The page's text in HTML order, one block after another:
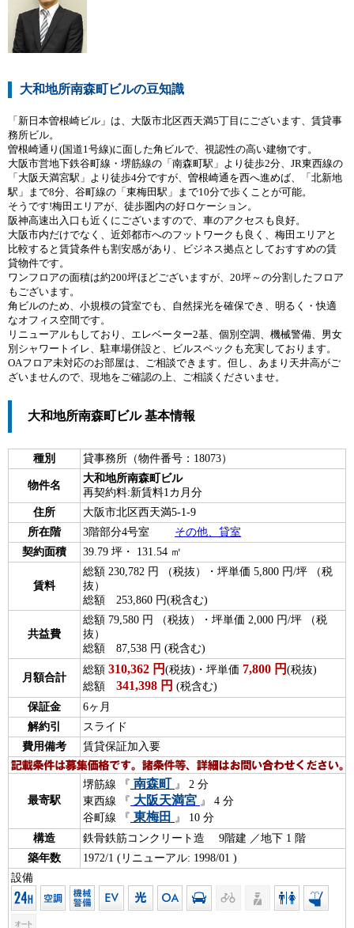
大和地所南森町ビルの豆知識
「新日本曽根崎ビル」は、大阪市北区西天満5丁目にございます、賃貸事
務所ビル。
曽根崎通り(国道1号線)に面した角ビルで、視認性の高い建物です。
大阪市営地下鉄谷町線・堺筋線の「南森町駅」より徒歩2分、JR東西線の
「大阪天満宮駅」より徒歩4分ですが、曽根崎通を西へ進めば、「北新地
駅」まで8分、谷町線の「東梅田駅」まで10分で歩くことが可能。
そうです!梅田エリアが、徒歩圏内の好ロケーション。
阪神高速出入口も近くにございますので、車のアクセスも良好。
大阪市内だけでなく、近郊都市へのフットワークも良く、梅田エリアと
比較すると賃貸条件も割安感があり、ビジネス拠点としておすすめの賃
貸物件です。
ワンフロアの面積は約200坪ほどございますが、20坪～の分割したフロア
もございます。
角ビルのため、小規模の貸室でも、自然採光を確保でき、明るく・快適
なオフィス空間です。
リニューアルもしており、エレベーター2基、個別空調、機械警備、男女
別シャワートイレ、駐車場併設と、ビルスペックも充実しております。
OAフロア未対応のお部屋は、ご相談できます。但し、あまり天井高がご
ざいませんので、現地をご確認の上、ご相談くださいませ。
大和地所南森町ビル 基本情報
種別 貸事務所（物件番号：18073）
物件名
大和地所南森町ビル
再契約料:新賃料1カ月分
住所
大阪市北区西天満5-1-9
所在階
3階部分4号室 その他、貸室
契約面積
39.79 坪・ 131.54 ㎡
賃料
総額 230,782 円 （税抜）・坪単価 5,800 円/坪 （税
抜）
総額 253,860 円(税含む)
共益費
総額 79,580 円 （税抜）・坪単価 2,000 円/坪 （税
抜）
総額 87,538 円 (税含む)
月額合計
総額 310,362 円 (税抜)・坪単価 7,800 円 (税抜)
総額 341,398 円 (税含む)
保証金
6ヶ月
解約引
スライド
費用備考
賃貸保証加入要
最寄駅
堺筋線 『 南森町 』 2 分
東西線 『 大阪天満宮 』 4 分
谷町線 『 東梅田
』 10 分
構造
鉄骨鉄筋コンクリート造 9階建 ／地下 1 階
築年数
1972/1 (リニューアル: 1998/01 )
設備